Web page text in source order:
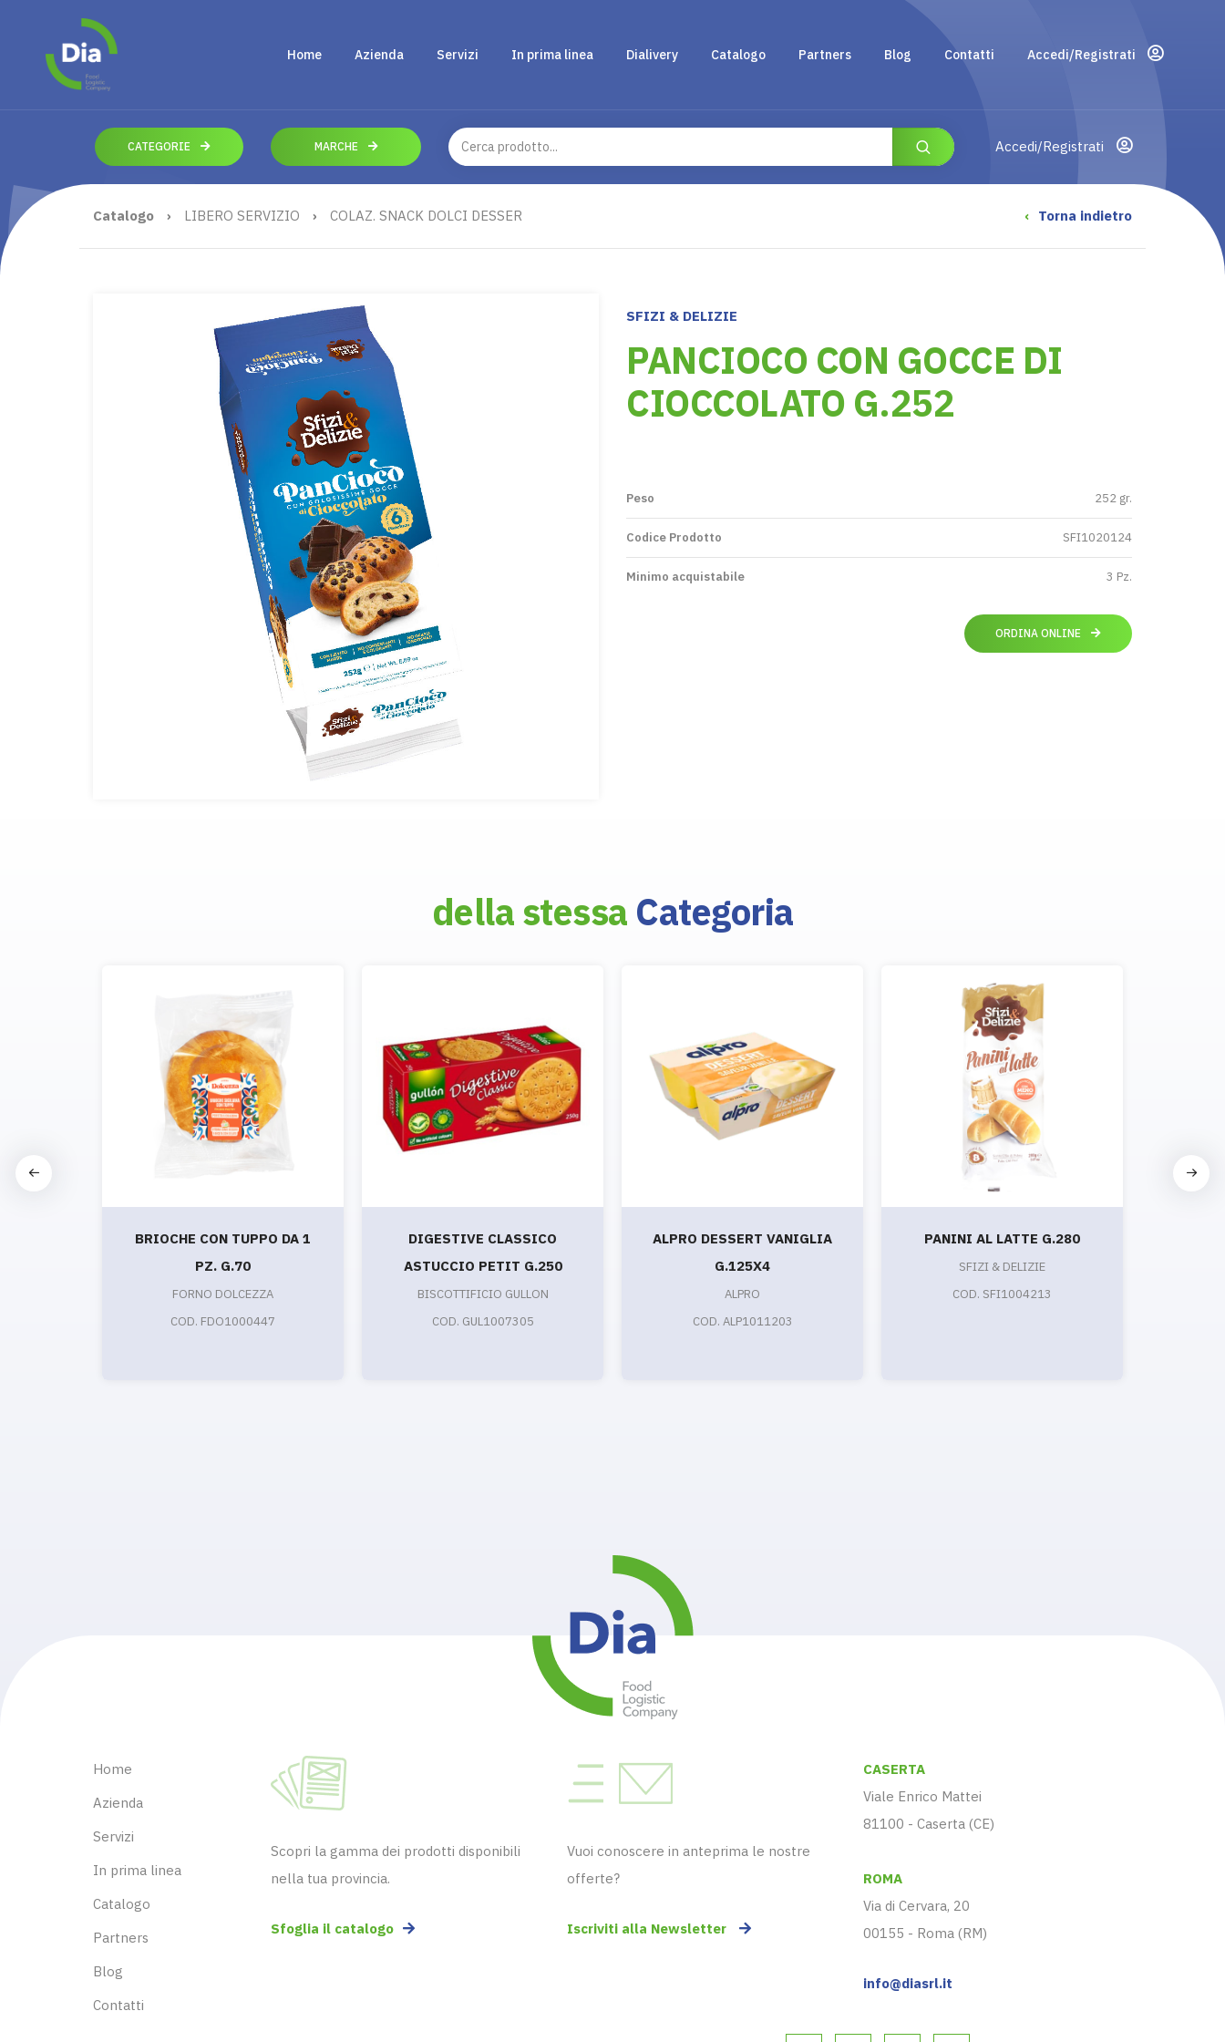
Home Azienda Servizi In prima linea Dialivery Catalogo Partners Blog Contatti Accedi/Registrati
CATEGORIE MARCHE Accedi/Registrati
Catalogo › LIBERO SERVIZIO › COLAZ. SNACK DOLCI DESSER ‹ Torna indietro
SFIZI & DELIZIE
PANCIOCO CON GOCCE DI
CIOCCOLATO G.252
Peso 252 gr.
Codice Prodotto SFI1020124
Minimo acquistabile 3 Pz.
ORDINA ONLINE
della stessa Categoria
BRIOCHE CON TUPPO DA 1
PZ. G.70
FORNO DOLCEZZA
COD. FDO1000447
DIGESTIVE CLASSICO
ASTUCCIO PETIT G.250
BISCOTTIFICIO GULLON
COD. GUL1007305
ALPRO DESSERT VANIGLIA
G.125X4
ALPRO
COD. ALP1011203
PANINI AL LATTE G.280
SFIZI & DELIZIE
COD. SFI1004213
Home
Azienda
Servizi
In prima linea
Catalogo
Partners
Blog
Contatti
Scopri la gamma dei prodotti disponibili
nella tua provincia.
Sfoglia il catalogo
Vuoi conoscere in anteprima le nostre
offerte?
Iscriviti alla Newsletter
CASERTA
Viale Enrico Mattei
81100 - Caserta (CE)
ROMA
Via di Cervara, 20
00155 - Roma (RM)
info@diasrl.it